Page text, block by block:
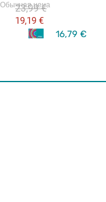
Обычная цена
19,19 €
23,99 €
16,79 €